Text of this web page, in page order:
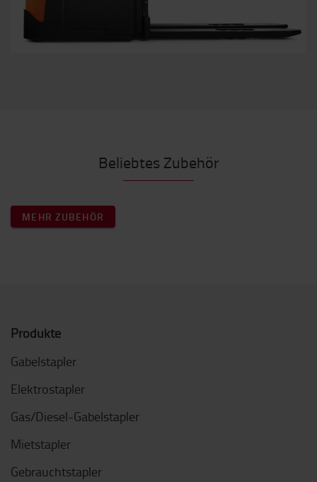
Beliebtes Zubehör
MEHR ZUBEHÖR
Produkte
Gabelstapler
Elektrostapler
Gas/Diesel-Gabelstapler
Mietstapler
Gebrauchtstapler